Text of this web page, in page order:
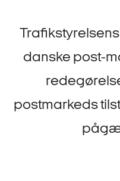
danske post-
postmarkeds